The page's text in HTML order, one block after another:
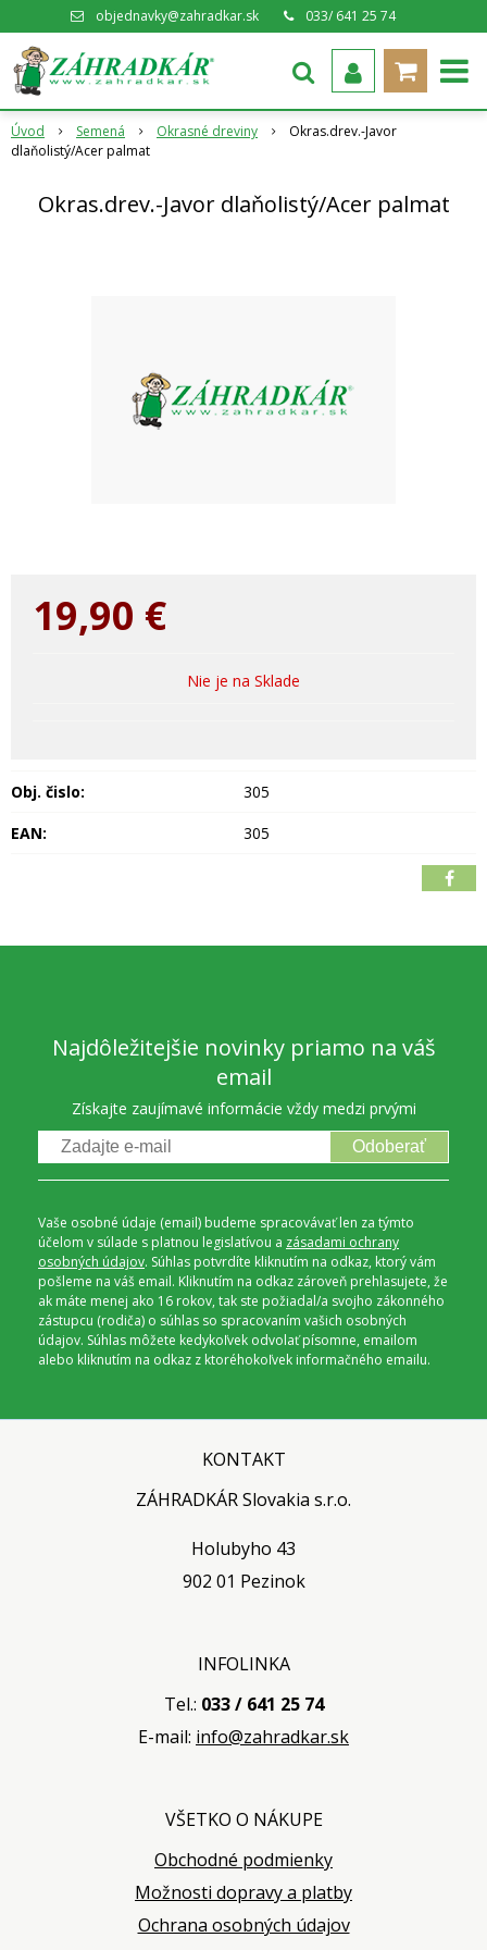
objednavky@zahradkar.sk 033/ 641 25 74
Úvod Semená Okrasné dreviny
Okras.drev.-Javor
dlaňolistý/Acer palmat
Okras.drev.-Javor dlaňolistý/Acer palmat
19,90 €
Nie je na Sklade
Obj. čislo:
305
EAN:
305
Najdôležitejšie novinky priamo na váš
email
Získajte zaujímavé informácie vždy medzi prvými
Odoberať
Vaše osobné údaje (email) budeme spracovávať len za týmto
účelom v súlade s platnou legislatívou a zásadami ochrany
osobných údajov. Súhlas potvrdíte kliknutím na odkaz, ktorý vám
pošleme na váš email. Kliknutím na odkaz zároveň prehlasujete, že
ak máte menej ako 16 rokov, tak ste požiadal/a svojho zákonného
zástupcu (rodiča) o súhlas so spracovaním vašich osobných
údajov. Súhlas môžete kedykoľvek odvolať písomne, emailom
alebo kliknutím na odkaz z ktoréhokoľvek informačného emailu.
KONTAKT
ZÁHRADKÁR Slovakia s.r.o.
Holubyho 43
902 01 Pezinok
INFOLINKA
Tel.: 033 / 641 25 74
E-mail: info@zahradkar.sk
VŠETKO O NÁKUPE
Obchodné podmienky
Možnosti dopravy a platby
Ochrana osobných údajov